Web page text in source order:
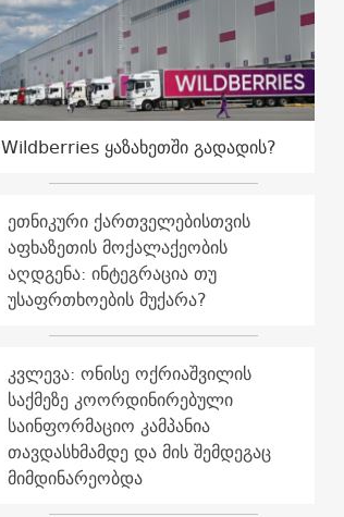
Wildberries ყაზახეთში გადადის?
ეთნიკური ქართველებისთვის
აფხაზეთის მოქალაქეობის
აღდგენა: ინტეგრაცია თუ
უსაფრთხოების მუქარა?
კვლევა: ონისე ოქრიაშვილის
საქმეზე კოორდინირებული
საინფორმაციო კამპანია
თავდასხმამდე და მის შემდეგაც
მიმდინარეობდა